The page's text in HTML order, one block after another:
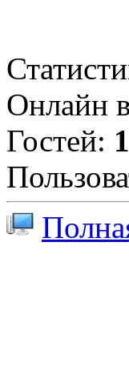
Онлайн
Гостей: 1